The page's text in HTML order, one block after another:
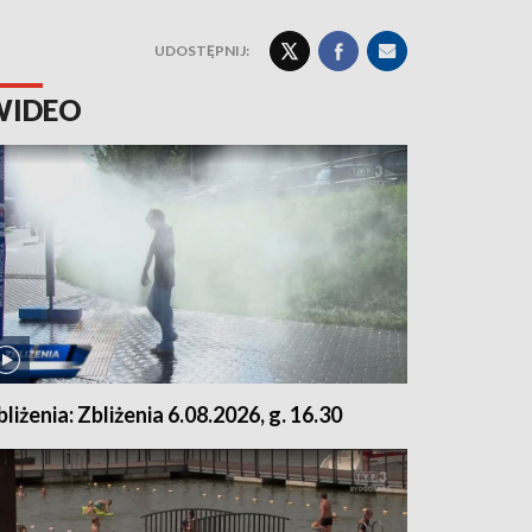
UDOSTĘPNIJ:
Zbliżenia 6.08.2026, g. 16.30